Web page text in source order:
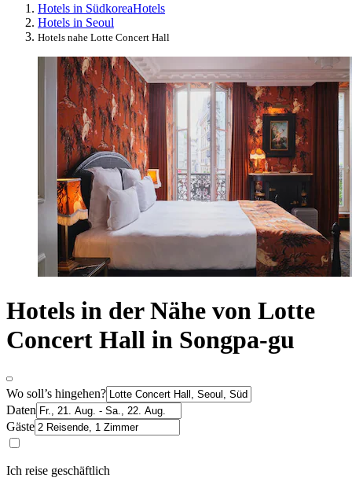
Hotels in SüdkoreaHotels
Hotels in Seoul
Hotels nahe Lotte Concert Hall
Hotels in der Nähe von Lotte
Concert Hall in Songpa-gu
Wo soll’s hingehen?
Daten
Gäste
Ich reise geschäftlich